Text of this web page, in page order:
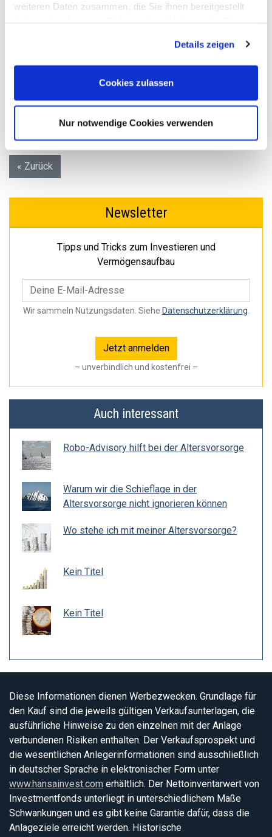
weiteren Daten zusammen, die Sie ihnen bereitgestellt
Cookies, wenn Sie unsere Webseite weiterhin nutzen.
Details zeigen
Cookies zulassen
Nur notwendige Cookies verwenden
Privatversicherte sowieso.
erhalten. Reduzieren Sie
« Zurück
Newsletter
Tipps und Tricks zum Investieren und
Vermögensaufbau
Wir sammeln Nutzungsdaten. Siehe Datenschutzerklärung.
– unverbindlich und kostenfrei –
Auch interessant
Robo-Advisory hilft bei der Altersvorsorge
Warum wir die Schieflage in der
Altersvorsorge nicht ignorieren können
Wo stehe ich mit meiner Altersvorsorge?
Kein Titel
Kein Titel
Diese Informationen dienen Werbezwecken. Grundlage für
den Kauf sind die jeweils gültigen Verkaufsunterlagen, die
ausführliche Hinweise zu den einzelnen mit der Anlage
verbundenen Risiken enthalten. Der Verkaufsprospekt und
die wesentlichen Anlegerinformationen sind ausschließlich
in deutscher Sprache in elektronischer Form unter
www.hansainvest.com erhältlich. Der Nettoinventarwert von
Investmentfonds unterliegt in unterschiedlichem Maße
Schwankungen und es gibt keine Garantie dafür, dass die
Anlageziele erreicht werden. Historische